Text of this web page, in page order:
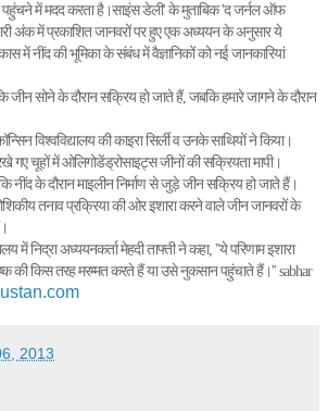
में मदद करता है।साइंस डेली' के मुताबिक 'द जर्नल ऑफ
अंक में प्रकाशित जानवरों पर हुए एक अध्ययन के अनुसार ये
में नींद की भूमिका के संबंध में वैज्ञानिकों को नई जानकारियां
जीन सोने के दौरान सक्रिय हो जाते हैं, जबकि हमारे जागने के दौरान
विश्वविद्यालय की काइरा सिर्ली व उनके साथियों ने किया।
गए चूहों में ओलिगोडेंड्रोसाइट्स जीनों की सक्रियता मापी।
नींद के दौरान माइलीन निर्माण से जुड़े जीन सक्रिय हो जाते हैं।
तनाव प्रक्रिया की ओर इशारा करने वाले जीन जानवरों के
में निद्रा अध्ययनकर्ता मेहदी ताफ्ती ने कहा, ''ये परिणाम इशारा
की किस तरह मरम्मत करते हैं या उसे नुकसान पहुंचाते हैं।'' sabhar
2013